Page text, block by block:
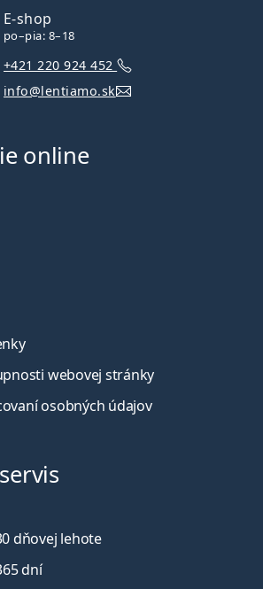
E-shop
po–pia: 8–18
+421 220 924 452
info@lentiamo.sk
online
webovej stránky
osobných údajov
dňovej lehote
dní